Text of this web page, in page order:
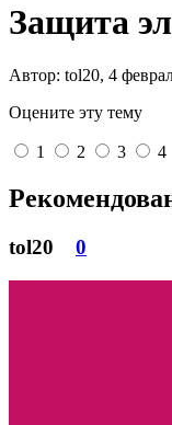
Защита
Автор: tol20, 4
Оцените эту тему
1 2 3 4
tol20 0